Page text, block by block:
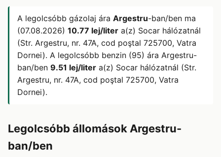
A legolcsóbb gázolaj ára Argestru-ban/ben ma
(07.08.2026) 10.77 lej/liter a(z) Socar hálózatnál
(Str. Argestru, nr. 47A, cod poştal 725700, Vatra
Dornei). A legolcsóbb benzin (95) ára Argestru-
ban/ben 9.51 lej/liter a(z) Socar hálózatnál (Str.
Argestru, nr. 47A, cod poştal 725700, Vatra
Dornei).
Legolcsóbb állomások Argestru-
ban/ben